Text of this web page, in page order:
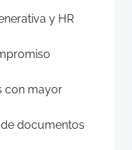
y HR
con mayor
documentos